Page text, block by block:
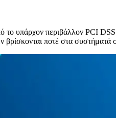
το υπάρχον περιβάλλον PCI
ποτέ στα συστήματά